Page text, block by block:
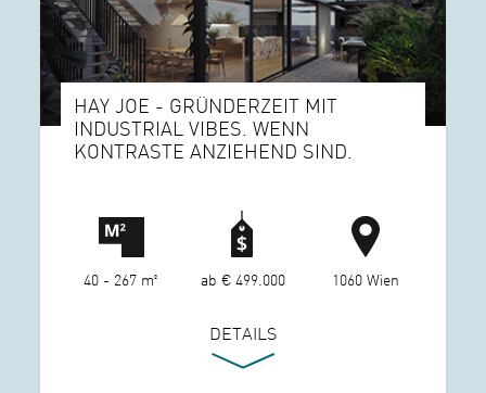
HAY JOE - GRÜNDERZEIT MIT
INDUSTRIAL VIBES. WENN
KONTRASTE ANZIEHEND SIND.
40 - 267 m² ab € 499.000 1060 Wien
DETAILS